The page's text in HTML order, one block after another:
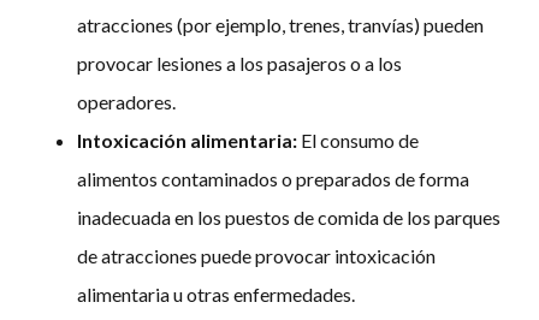
atracciones (por ejemplo, trenes, tranvías) pueden
provocar lesiones a los pasajeros o a los
operadores.
Intoxicación alimentaria: El consumo de
alimentos contaminados o preparados de forma
inadecuada en los puestos de comida de los parques
de atracciones puede provocar intoxicación
alimentaria u otras enfermedades.